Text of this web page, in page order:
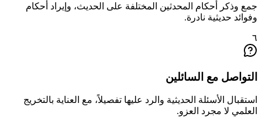
جمع وذكر أحكام المحدثين المختلفة على الحديث، وإيراد أحكام
وفوائد حديثية نادرة.
٦
التواصل مع السائلين
استقبال الأسئلة الحديثية والرد عليها تفصيلاً، مع العناية بالتخريج
العلمي لا مجرد العزو.